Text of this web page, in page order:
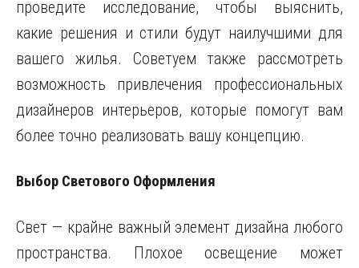
проведите исследование, чтобы выяснить,
какие решения и стили будут наилучшими для
вашего жилья. Советуем также рассмотреть
возможность привлечения профессиональных
дизайнеров интерьеров, которые помогут вам
более точно реализовать вашу концепцию.
Выбор Светового Оформления
Свет — крайне важный элемент дизайна любого
пространства. Плохое освещение может